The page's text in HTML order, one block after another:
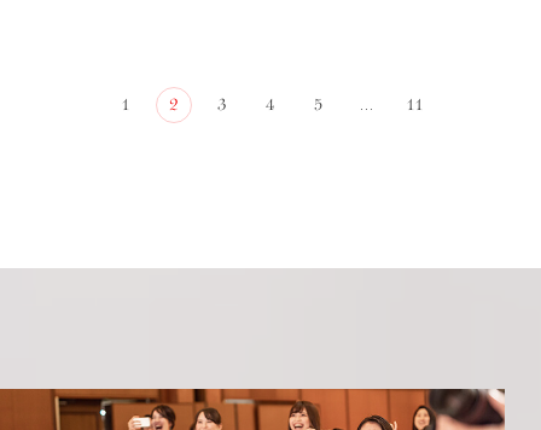
1 2 3 4 5 ... 11